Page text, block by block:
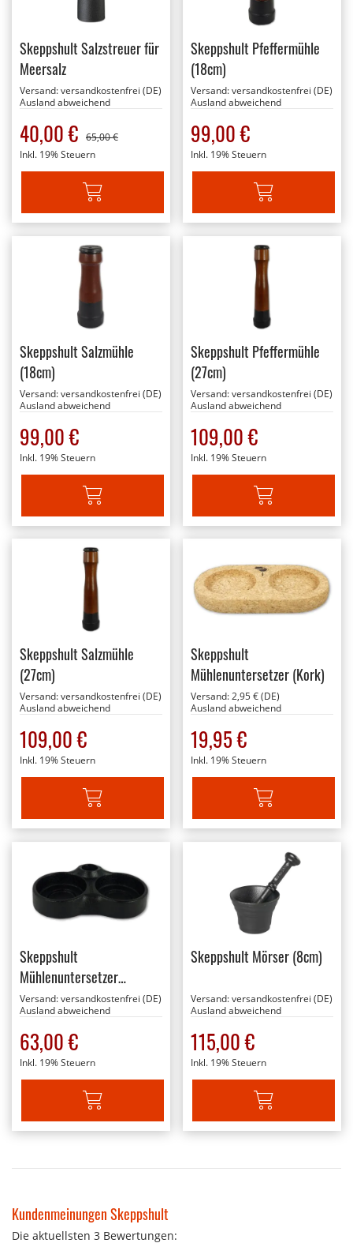
Skeppshult Salzstreuer für
Meersalz
Versand: versandkostenfrei (DE)
Ausland abweichend
Sonderangebot
40,00 € 65,00 €
Inkl. 19% Steuern
IN DEN WARENKORB
Skeppshult Pfeffermühle
(18cm)
Versand:versandkostenfrei (DE)
Ausland abweichend
99,00 €
Inkl. 19% Steuern
IN DEN WARENKORB
Skeppshult Salzmühle
(18cm)
Versand: versandkostenfrei (DE)
Ausland abweichend
99,00 €
Inkl. 19% Steuern
IN DEN WARENKORB
Skeppshult Pfeffermühle
(27cm)
Versand:versandkostenfrei (DE)
Ausland abweichend
109,00 €
Inkl. 19% Steuern
IN DEN WARENKORB
Skeppshult Salzmühle
(27cm)
Versand: versandkostenfrei (DE)
Ausland abweichend
109,00 €
Inkl. 19% Steuern
IN DEN WARENKORB
Skeppshult
Mühlenuntersetzer (Kork)
Versand: 2,95 € (DE)
Ausland abweichend
19,95 €
Inkl. 19% Steuern
IN DEN WARENKORB
Skeppshult
Mühlenuntersetzer
(Gusseisen)
Versand: versandkostenfrei (DE)
Ausland abweichend
63,00 €
Inkl. 19% Steuern
IN DEN WARENKORB
Skeppshult Mörser (8cm)
Versand:versandkostenfrei (DE)
Ausland abweichend
115,00 €
Inkl. 19% Steuern
IN DEN WARENKORB
Kundenmeinungen Skeppshult
Die aktuellsten 3 Bewertungen: